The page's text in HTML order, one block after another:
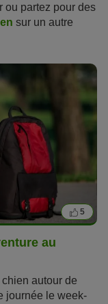
ou partez pour des
sur un autre
est également
risque à la
problème.
5
au
autour de
journée le week-